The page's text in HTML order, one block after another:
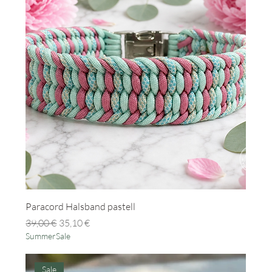
Paracord Halsband pastell
Standardpreis
39,00 € Sale-Preis
35,10 €
SummerSale
Sale